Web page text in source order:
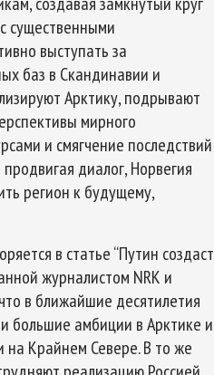
существенными
выступать за
баз в Скандинавии и
Арктику, подрывают
мирного
и смягчение последствий
диалог, Норвегия
регион к будущему,
в статье “Путин создаст
журналистом NRK и
в ближайшие десятилетия
большие амбиции в Арктике и
Крайнем Севере. В то же